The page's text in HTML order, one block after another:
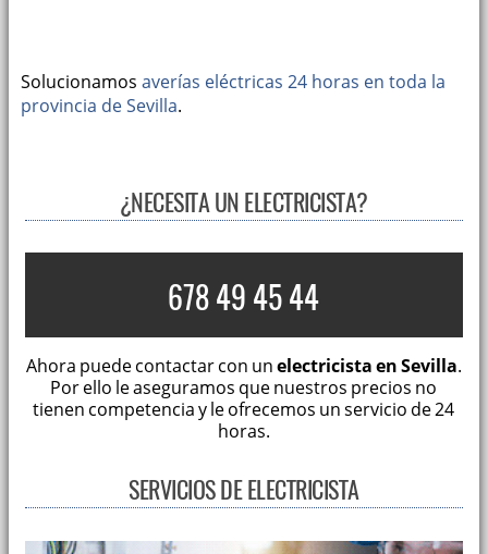
Solucionamos averías eléctricas 24 horas en toda la
provincia de Sevilla.
¿NECESITA UN ELECTRICISTA?
678 49 45 44
Ahora puede contactar con unelectricista en Sevilla.
Por ello le aseguramos que nuestros precios no
tienen competencia y le ofrecemos un servicio de 24
horas.
SERVICIOS DE ELECTRICISTA